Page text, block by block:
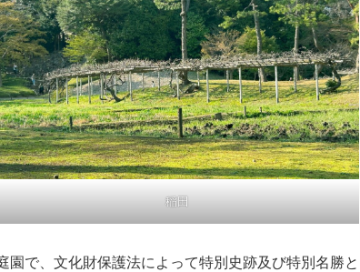
稲田
で、文化財保護法によって特別史跡及び特別名勝と